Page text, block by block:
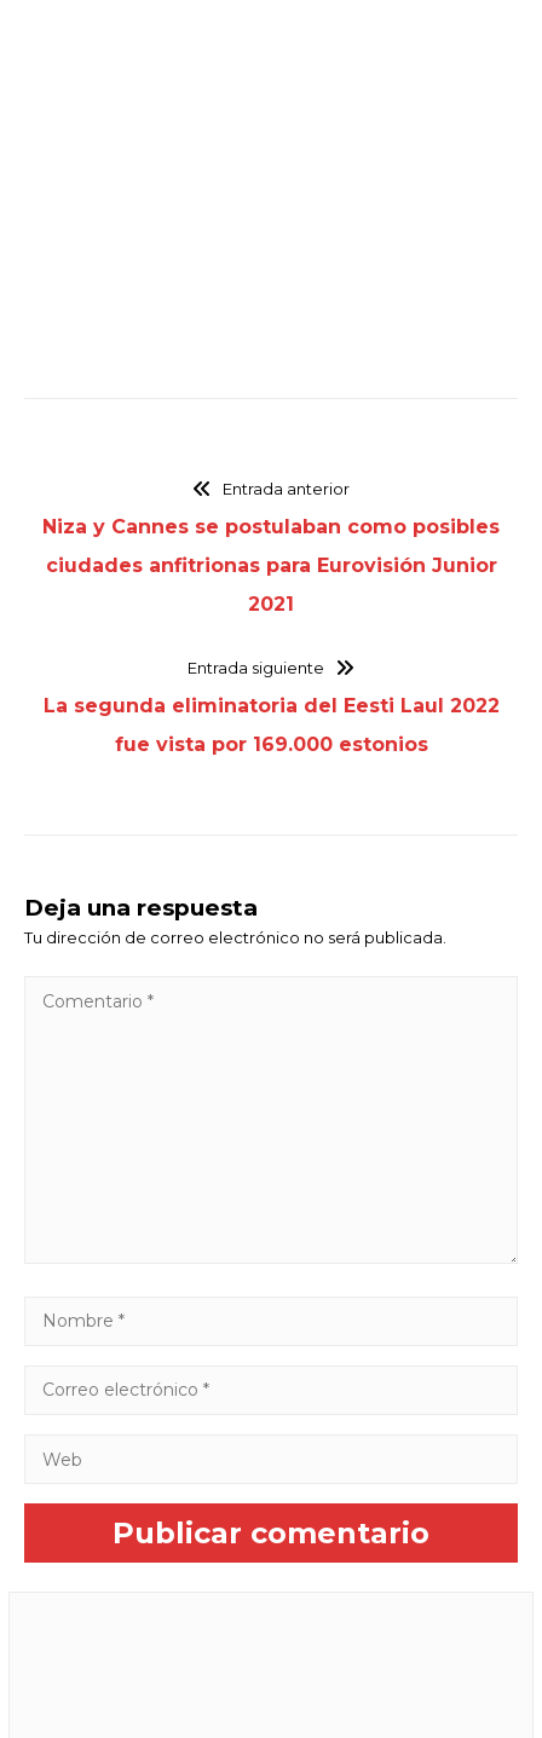
Entrada anterior
Niza y Cannes se postulaban como posibles
ciudades anfitrionas para Eurovisión Junior
2021
Entrada siguiente
La segunda eliminatoria del Eesti Laul 2022
fue vista por 169.000 estonios
Deja una respuesta
Tu dirección de correo electrónico no será publicada.